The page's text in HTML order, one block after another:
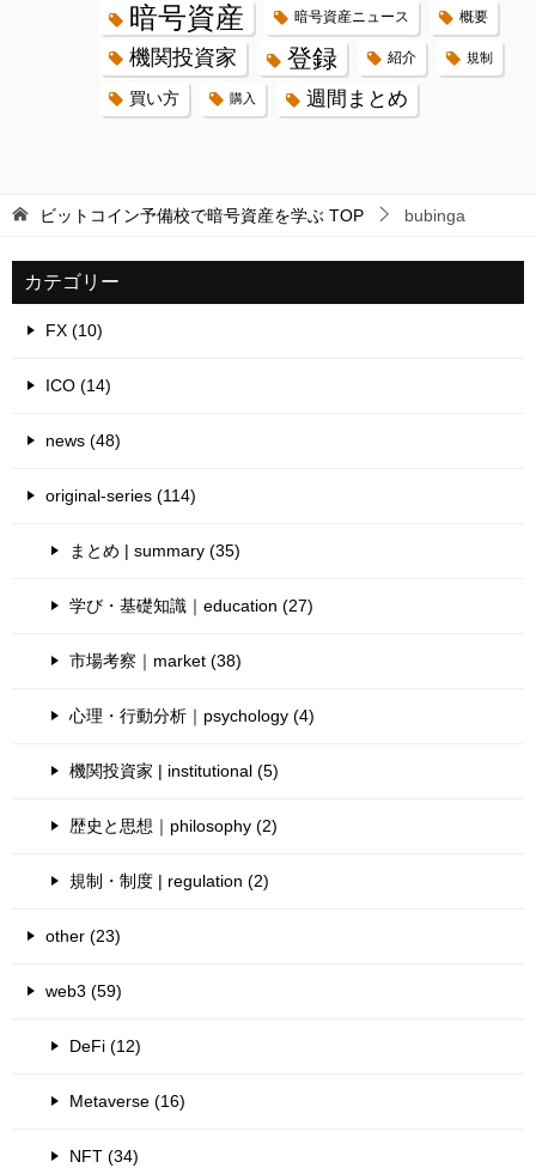
暗号資産 暗号資産ニュース 概要
機関投資家 登録 紹介 規制
買い方 購入 週間まとめ
ビットコイン予備校で暗号資産を学ぶ TOP bubinga
カテゴリー
FX (10)
ICO (14)
news (48)
original-series (114)
まとめ | summary (35)
学び・基礎知識｜education (27)
市場考察｜market (38)
心理・行動分析｜psychology (4)
機関投資家 | institutional (5)
歴史と思想｜philosophy (2)
規制・制度 | regulation (2)
other (23)
web3 (59)
DeFi (12)
Metaverse (16)
NFT (34)